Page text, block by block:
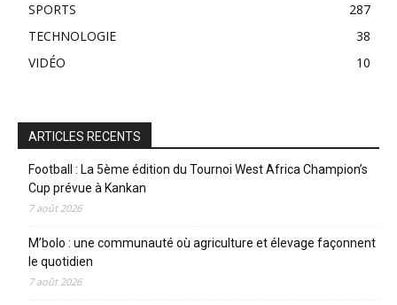
SPORTS
287
TECHNOLOGIE
38
VIDÉO
10
ARTICLES RECENTS
Football : La 5ème édition du Tournoi West Africa Champion’s
Cup prévue à Kankan
7 août 2026
M’bolo : une communauté où agriculture et élevage façonnent
le quotidien
7 août 2026